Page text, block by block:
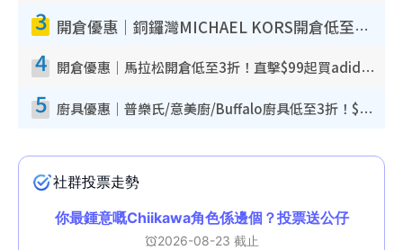
3 開倉優惠｜銅鑼灣MICHAEL KORS開倉低至17折！直擊$500起買手袋/銀包/鞋款 必買經典Jet Set系列
4 開倉優惠｜馬拉松開倉低至3折！直擊$99起買adidas／New Balance／Puma鞋款 STANLEY保溫杯劈價至$119起
5 廚具優惠｜普樂氏/意美廚/Buffalo廚具低至3折！$89起買煎鍋／炒鑊／個人鍋 同場小家電激減至$99起